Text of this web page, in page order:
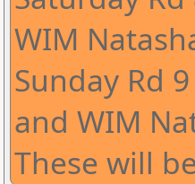
WIM
Sunday Rd
and WIM
These will